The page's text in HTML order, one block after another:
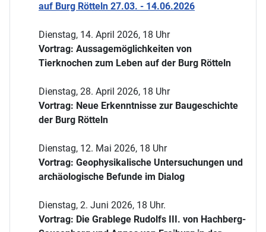
auf Burg Rötteln 27.03. - 14.06.2026
Dienstag, 14. April 2026, 18 Uhr
Vortrag: Aussagemöglichkeiten von
Tierknochen zum Leben auf der Burg Rötteln
Dienstag, 28. April 2026, 18 Uhr
Vortrag: Neue Erkenntnisse zur Baugeschichte
der Burg Rötteln
Dienstag, 12. Mai 2026, 18 Uhr
Vortrag: Geophysikalische Untersuchungen und
archäologische Befunde im Dialog
Dienstag, 2. Juni 2026, 18 Uhr.
Vortrag: Die Grablege Rudolfs III. von Hachberg-